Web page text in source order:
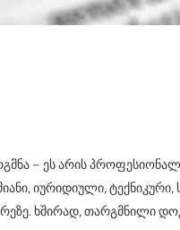
– ეს არის
იურიდიული,
ხშირად, თარგმნილი